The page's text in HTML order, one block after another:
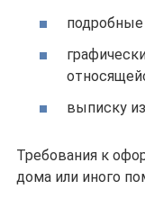
выписку
Требования к
дома или иного